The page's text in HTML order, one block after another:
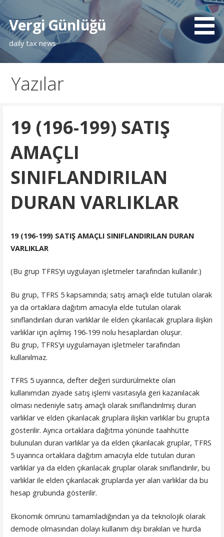
İçeriğe
atlaVergi Günlüğü
daily tax news
Yazılar
19 (196-199) SATIŞ
AMAÇLI
SINIFLANDIRILAN
DURAN VARLIKLAR
19 (196-199) SATIŞ AMAÇLI SINIFLANDIRILAN DURAN
VARLIKLAR
(Bu grup TFRS’yi uygulayan işletmeler tarafından kullanılır.)
Bu grup, TFRS 5 kapsamında; satış amaçlı elde tutulan olarak
ya da ortaklara dağıtım amacıyla elde tutulan olarak
sınıflandırılan duran varlıklar ile elden çıkarılacak gruplara ilişkin
varlıklar için açılmış 196-199 nolu hesaplardan oluşur.
Bu grup, TFRS’yi uygulamayan işletmeler tarafından
kullanılmaz.
TFRS 5 uyarınca, defter değeri sürdürülmekte olan
kullanımdan ziyade satış işlemi vasıtasıyla geri kazanılacak
olması nedeniyle satış amaçlı olarak sınıflandırılmış duran
varlıklar ve elden çıkarılacak gruplara ilişkin varlıklar bu grupta
gösterilir. Ayrıca ortaklara dağıtma yönünde taahhütte
bulunulan duran varlıklar ya da elden çıkarılacak gruplar, TFRS
5 uyarınca ortaklara dağıtım amacıyla elde tutulan duran
varlıklar ya da elden çıkarılacak gruplar olarak sınıflandırılır, bu
varlıklar ile elden çıkarılacak gruplarda yer alan varlıklar da bu
hesap grubunda gösterilir.
Ekonomik ömrünü tamamladığından ya da teknolojik olarak
demode olmasından dolayı kullanım dışı bırakılan ve hurda